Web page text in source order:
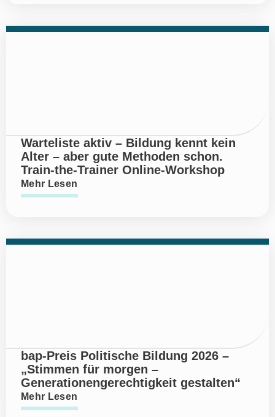
Warteliste aktiv – Bildung kennt kein
Alter – aber gute Methoden schon.
Train-the-Trainer Online-Workshop
Mehr Lesen
bap-Preis Politische Bildung 2026 –
„Stimmen für morgen –
Generationengerechtigkeit gestalten“
Mehr Lesen